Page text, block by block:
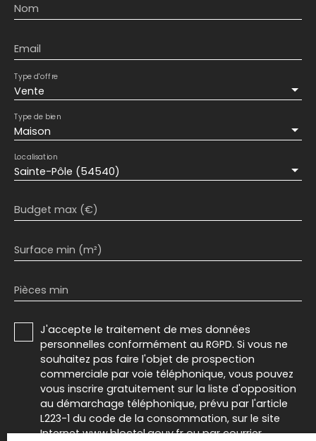
Nom
Email
Vente
Type d'offre
Maison
Type de bien
Sainte-Pôle (54540)
Localisation
Budget max (€)
Surface min (m²)
Pièces min
J'accepte le traitement de mes données
personnelles conformément au RGPD. Si vous ne
souhaitez pas faire l'objet de prospection
commerciale par voie téléphonique, vous pouvez
vous inscrire gratuitement sur la liste d'opposition
au démarchage téléphonique, prévu par l'article
L223-1 du code de la consommation, sur le site
Internet www.bloctel.gouv.fr ou par courrier